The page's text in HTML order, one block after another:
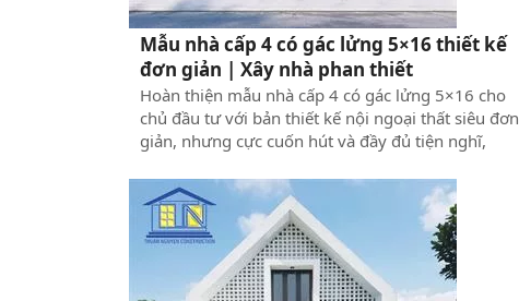
Mẫu nhà cấp 4 có gác lửng 5×16 thiết kế
đơn giản | Xây nhà phan thiết
Hoàn thiện mẫu nhà cấp 4 có gác lửng 5×16 cho
chủ đầu tư với bản thiết kế nội ngoại thất siêu đơn
giản, nhưng cực cuốn hút và đầy đủ tiện nghĩ,
đình trẻ. Hãy cùng Xây Dựng Thuận Nguyên đánh
giá chi tiết công năng và tính toán chi phí xây
dựng của mẫu nhà này ngay tại đây.